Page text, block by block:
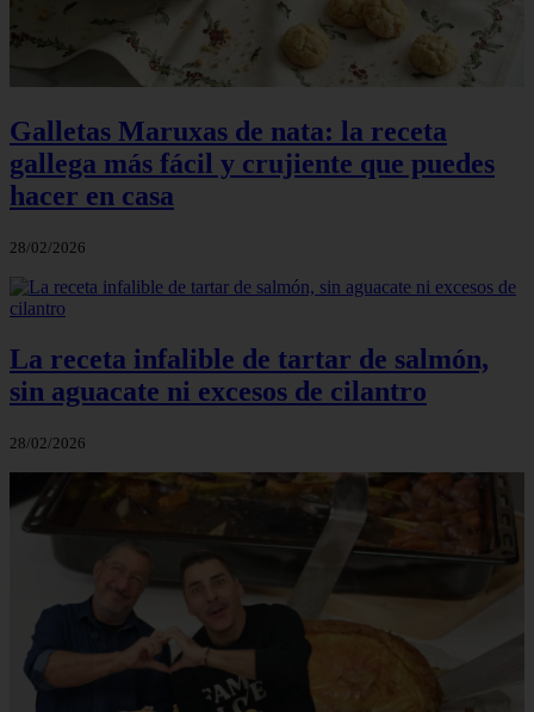
Galletas Maruxas de nata: la receta
gallega más fácil y crujiente que puedes
hacer en casa
28/02/2026
La receta infalible de tartar de salmón,
sin aguacate ni excesos de cilantro
28/02/2026